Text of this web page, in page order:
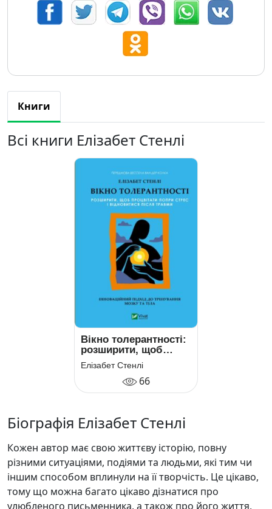
Книги
Всі книги Елізабет Стенлі
Вікно толерантності:
розширити, щоб
процвітати попри
стрес і відновитися
після травми
Елізабет Стенлі
66
Біографія Елізабет Стенлі
Кожен автор має свою життєву історію, повну
різними ситуаціями, подіями та людьми, які тим чи
іншим способом вплинули на її творчість. Це цікаво,
тому що можна багато цікаво дізнатися про
улюбленого письменника, а також про його життя,